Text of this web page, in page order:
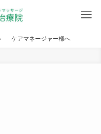
ケアマネージャー様へ